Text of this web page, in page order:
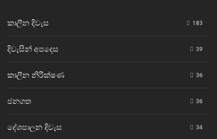
කාලීන දිවැස 183
දිවැසින් අපදෙස 39
කාලීන නිරීක්ෂණ 36
ජනගත 36
දේශපාලන දිවැස 34